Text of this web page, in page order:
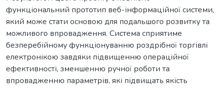
функціональний прототип веб-інформаційної системи,
який може стати основою для подальшого розвитку та
можливого впровадження. Система сприятиме
безперебійному функціонуванню роздрібної торгівлі
електронікою завдяки підвищенню операційної
ефективності, зменшенню ручної роботи та
впровадженню параметрів, які підвищать якість